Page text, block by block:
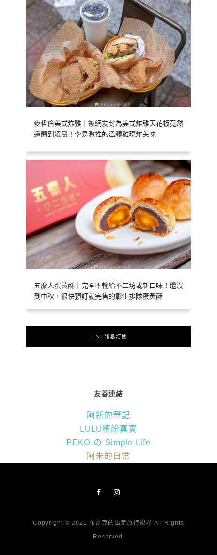
麥哲倫美式炸雞｜被網友封為美式炸雞天花板竟然
還開到凌晨！李易激推的溫體雞現炸美味
五麋人蛋黃酥｜完全不輸給不二坊或新口味！還沒
到中秋，很快預訂就完售的彰化排隊蛋黃酥
LINE訊息訂閱
友善連結
阿新的筆記
LULU繽紛真實
PEKO の Simple Life
阿朱的日常
Copyright © 2021 布雷克的出走旅行視界 All Rights
Reserved.